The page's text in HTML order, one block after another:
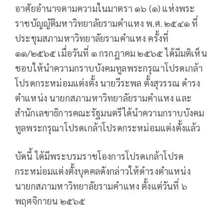
อาศัยอำนาจตามความในมาตรา ๑๖ (๑) แห่งพระ
ราชบัญญัติมหาวิทยาลัยรามคำแหง พ.ศ. ๒๕๔๑ ที่
ประชุมสภามหาวิทยาลัยรามคำแหง ครั้งที่
๑๑/๒๕๖๕ เมื่อวันที่ ๑ กรกฎาคม ๒๕๖๕ ได้มีมติเห็น
ชอบให้นำความกราบบังคมทูลพระกรุณาโปรดเกล้า
โปรดกระหม่อมแต่งตั้ง นายวีระพล ตั้งสุวรรณ ดำรง
ตำแหน่ง นายกสภามหาวิทยาลัยรามคำแหง และ
สำนักเลขาธิการคณะรัฐมนตรีได้นำความกราบบังคม
ทูลพระกรุณาโปรดเกล้าโปรดกระหม่อมแต่งตั้งแล้ว
บัดนี้ ได้มีพระบรมราชโองการโปรดเกล้าโปรด
กระหม่อมแต่งตั้งบุคคลดังกล่าวให้ดำรงตำแหน่ง
นายกสภามหาวิทยาลัยรามคำแหง ตั้งแต่วันที่ ๖
พฤศจิกายน ๒๕๖๕